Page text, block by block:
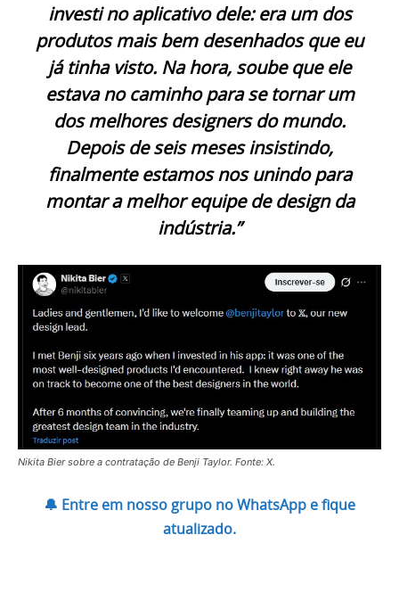
investi no aplicativo dele: era um dos
produtos mais bem desenhados que eu
já tinha visto. Na hora, soube que ele
estava no caminho para se tornar um
dos melhores designers do mundo.
Depois de seis meses insistindo,
finalmente estamos nos unindo para
montar a melhor equipe de design da
indústria.”
Nikita Bier sobre a contratação de Benji Taylor. Fonte: X.
🔔 Entre em nosso grupo no WhatsApp e fique
atualizado.